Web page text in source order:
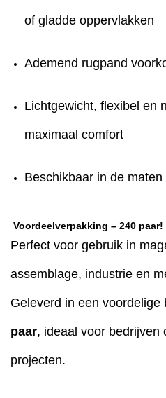
of gladde oppervlakken
Ademend rugpand
Lichtgewicht, flexibel en
maximaal comfort
Beschikbaar in de maten
Voordeelverpakking – 240 paar!
Perfect voor gebruik in
assemblage, industrie en
Geleverd in een voordelige
paar, ideaal voor bedrijven
projecten.